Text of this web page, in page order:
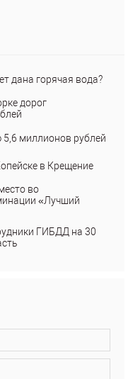
дана горячая вода?
дорог
миллионов рублей
в Крещение
во
«Лучший
ГИБДД на 30